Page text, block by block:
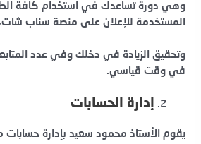
وهي دورة تساعدك في استخدام كافة
المستخدمة للإعلان على منصة سناب
وتحقيق الزيادة في دخلك وفي عدد
في وقت قياسي.
إدارة الحسابات
يقوم الأستاذ محمود سعيد بإدارة حسابات